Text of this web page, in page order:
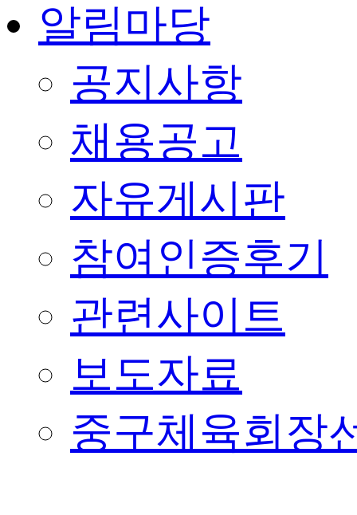
알림마당
공지사항
채용공고
자유게시판
참여인증후기
관련사이트
보도자료
중구체육회장